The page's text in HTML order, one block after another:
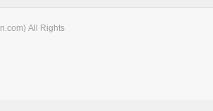
All Rights